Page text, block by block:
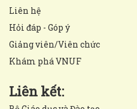
Liên hệ
Hỏi đáp - Góp ý
Giảng viên/Viên chức
Khám phá VNUF
Liên kết: